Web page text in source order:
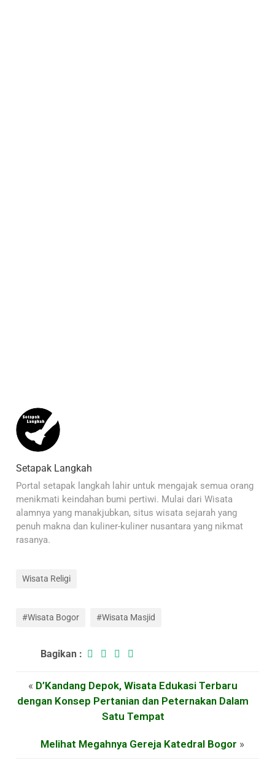
Setapak Langkah
Portal setapak langkah lahir untuk mengajak semua orang
menikmati keindahan bumi pertiwi. Mulai dari Wisata
alamnya yang manakjubkan, situs wisata sejarah yang
penuh makna dan kuliner-kuliner nusantara yang nikmat
rasanya.
Wisata Religi
#Wisata Bogor #Wisata Masjid
Bagikan :
« D’Kandang Depok, Wisata Edukasi Terbaru
dengan Konsep Pertanian dan Peternakan Dalam
Satu Tempat
Melihat Megahnya Gereja Katedral Bogor »